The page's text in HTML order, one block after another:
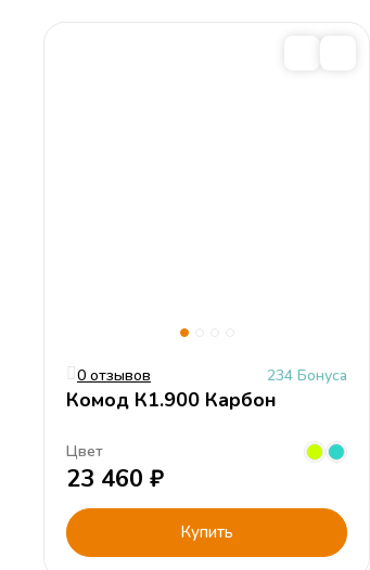
0 отзывов 234 Бонуса
Комод К1.900 Карбон
Цвет
23 460 ₽
Купить